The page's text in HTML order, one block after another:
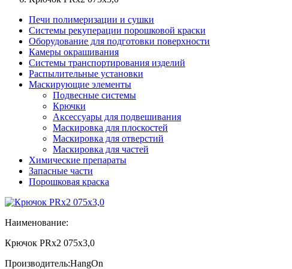
Печи полимеризации и сушки
Системы рекуперации порошковой краски
Оборудование для подготовки поверхности
Камеры окрашивания
Системы транспортирования изделий
Распылительные установки
Маскирующие элементы
Подвесные системы
Крючки
Аксессуары для подвешивания
Маскировка для плоскостей
Маскировка для отверстий
Маскировка для частей
Химические препараты
Запасные части
Порошковая краска
Наименование:
Крючок PRx2 075x3,0
Производитель:HangOn